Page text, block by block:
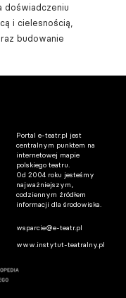
doświadczeniu
i cielesnością,
budowanie
Portal e-teatr.pl jest
centralnym punktem na
internetowej mapie
polskiego teatru.
Od 2004 roku jesteśmy
najważniejszym,
codziennym źródłem
informacji dla środowiska.
wsparcie@e-teatr.pl
www.instytut-teatralny.pl